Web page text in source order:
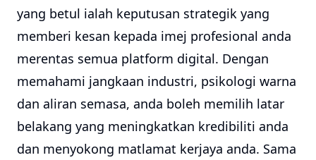
yang betul ialah keputusan strategik yang
memberi kesan kepada imej profesional anda
merentas semua platform digital. Dengan
memahami jangkaan industri, psikologi warna
dan aliran semasa, anda boleh memilih latar
belakang yang meningkatkan kredibiliti anda
dan menyokong matlamat kerjaya anda. Sama